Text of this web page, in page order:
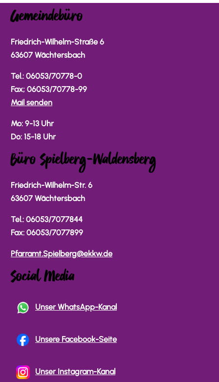
Gemeindebüro
Friedrich-Wilhelm-Straße 6
63607 Wächtersbach
Tel.: 06053/70778-0
Fax; 06053/70778-99
Mail senden
Mo: 9-13 Uhr
Do: 15-18 Uhr
Büro Spielberg-Waldensberg
Friedrich-Wilhelm-Str. 6
63607 Wächtersbach
Tel.: 06053/7077844
Fax: 06053/7077899
Pfarramt.Spielberg@ekkw.de
Social Media
Unser WhatsApp-Kanal
Unsere Facebook-Seite
Unser Instagram-Kanal